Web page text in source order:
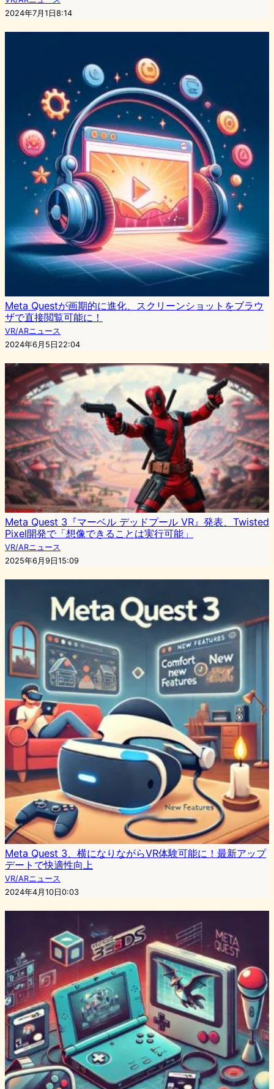
2024年7月1日8:14
Meta Questが画期的に進化、スクリーンショットをブラウ
ザで直接閲覧可能に！
VR/ARニュース
2024年6月5日22:04
Meta Quest 3『マーベル デッドプール VR』発表、Twisted
Pixel開発で「想像できることは実行可能」
VR/ARニュース
2025年6月9日15:09
Meta Quest 3、横になりながらVR体験可能に！最新アップ
デートで快適性向上
VR/ARニュース
2024年4月10日0:03